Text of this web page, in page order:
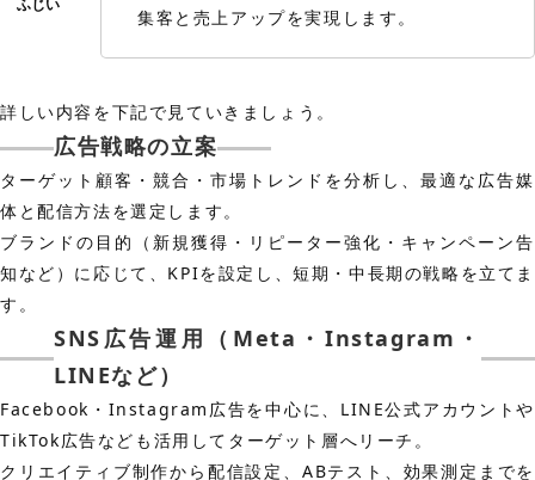
集客と売上アップを実現します。
詳しい内容を下記で見ていきましょう。
広告戦略の立案
ターゲット顧客・競合・市場トレンドを分析し、最適な広告媒
体と配信方法を選定します。
ブランドの目的（新規獲得・リピーター強化・キャンペーン告
知など）に応じて、KPIを設定し、短期・中長期の戦略を立てま
す。
SNS広告運用（Meta・Instagram・
LINEなど）
Facebook・Instagram広告を中心に、LINE公式アカウントや
TikTok広告なども活用してターゲット層へリーチ。
クリエイティブ制作から配信設定、ABテスト、効果測定までを